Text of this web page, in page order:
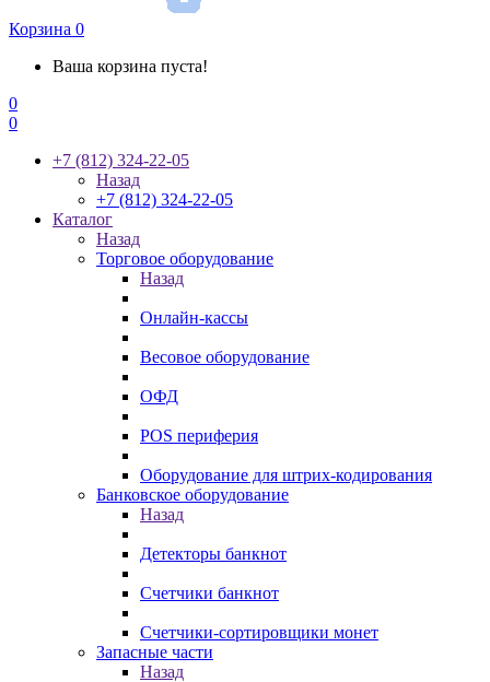
Корзина 0
Ваша корзина пуста!
0
0
+7 (812) 324-22-05
Назад
+7 (812) 324-22-05
Каталог
Назад
Торговое оборудование
Назад
Онлайн-кассы
Весовое оборудование
ОФД
POS периферия
Оборудование для штрих-кодирования
Банковское оборудование
Назад
Детекторы банкнот
Счетчики банкнот
Счетчики-сортировщики монет
Запасные части
Назад